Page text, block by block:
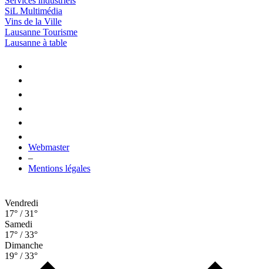
SiL Multimédia
Vins de la Ville
Lausanne Tourisme
Lausanne à table
Webmaster
–
Mentions légales
Vendredi
17° / 31°
Samedi
17° / 33°
Dimanche
19° / 33°